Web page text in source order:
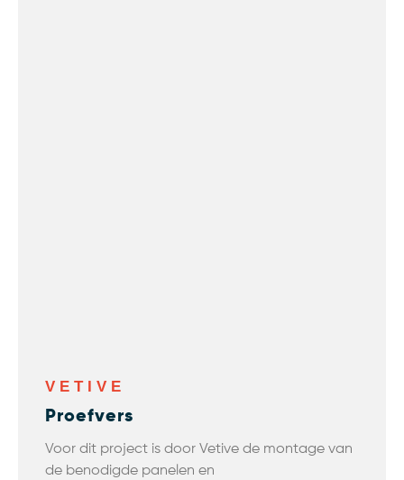
VETIVE
Proefvers
Voor dit project is door Vetive de montage van
de benodigde panelen en